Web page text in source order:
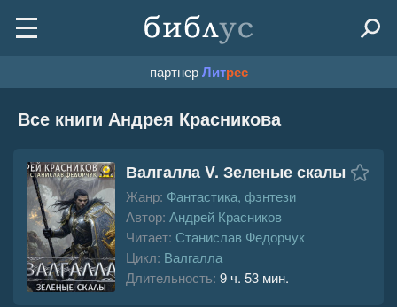
партнерЛитрес
Все книги Андрея Красникова
Валгалла V. Зеленые скалы
Жанр: Фантастика, фэнтези
Автор: Андрей Красников
Читает: Станислав Федорчук
Цикл: Валгалла
Длительность: 9 ч. 53 мин.